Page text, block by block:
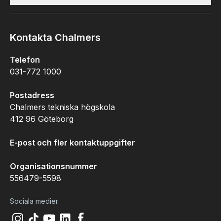
Kontakta Chalmers
Telefon
031-772 1000
Postadress
Chalmers tekniska högskola
412 96 Göteborg
E-post och fler kontaktuppgifter
Organisationsnummer
556479-5598
Sociala medier